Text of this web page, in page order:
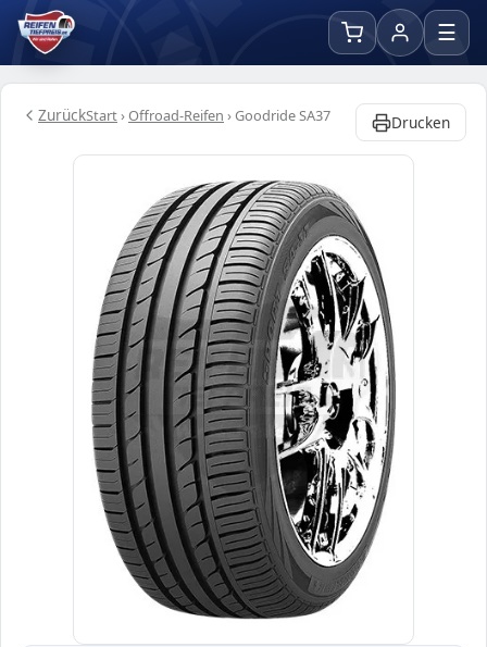
☰
ZurückStart›Offroad-Reifen ›Goodride SA37 Drucken